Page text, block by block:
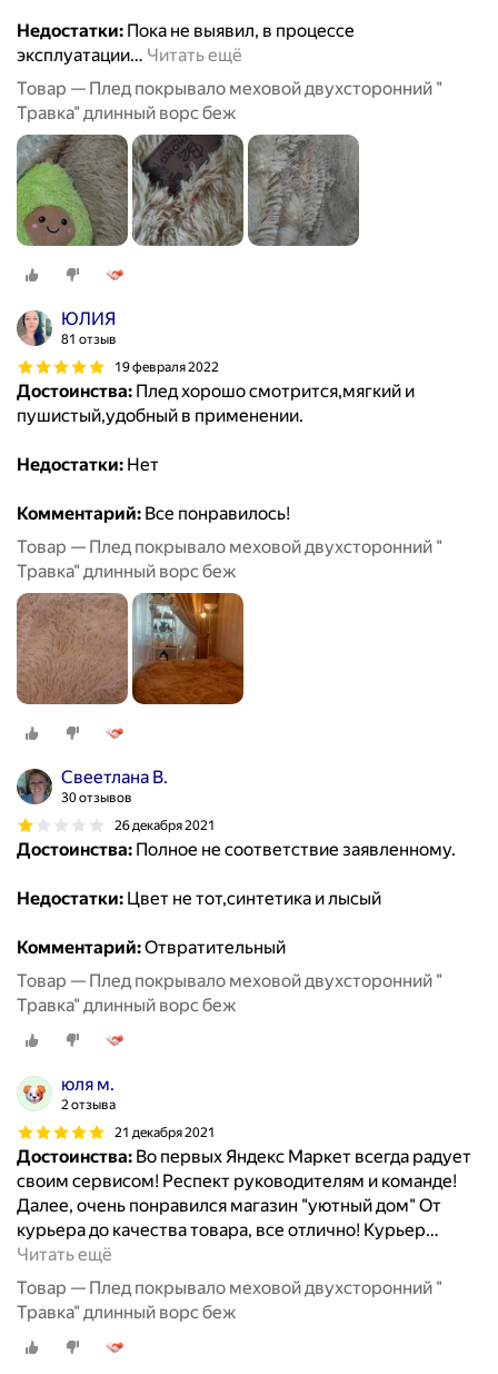
Недостатки: Пока не выявил, в процессе
эксплуатации… Читать ещё
Товар — Плед покрывало меховой двухсторонний "
Травка" длинный ворс беж
ЮЛИЯ
81 отзыв
19 февраля 2022
Достоинства: Плед хорошо смотрится,мягкий и
пушистый,удобный в применении.
Недостатки: Нет
Комментарий: Все понравилось!
Товар — Плед покрывало меховой двухсторонний "
Травка" длинный ворс беж
Свеетлана В.
30 отзывов
26 декабря 2021
Достоинства: Полное не соответствие заявленному.
Недостатки: Цвет не тот,синтетика и лысый
Комментарий:Отвратительный
Товар — Плед покрывало меховой двухсторонний "
Травка" длинный ворс беж
юля м.
2 отзыва
21 декабря 2021
Достоинства: Во первых Яндекс Маркет всегда радует
своим сервисом! Респект руководителям и команде!
Далее, очень понравился магазин "уютный дом" От
курьера до качества товара, все отлично! Курьер…
Читать ещё
Товар — Плед покрывало меховой двухсторонний "
Травка" длинный ворс беж